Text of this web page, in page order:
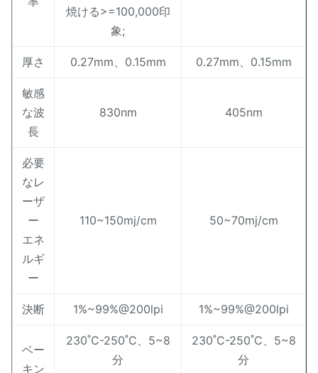
焼ける>=100,000印
象;
厚さ 0.27mm、0.15mm 0.27mm、0.15mm
敏感
な波
長
830nm 405nm
必要
なレ
ーザ
ー
エネ
ルギ
ー
110~150mj/cm 50~70mj/cm
決断 1%~99%@200lpi 1%~99%@200lpi
ベー
キン
230˚C-250˚C、5~8
分
230˚C-250˚C、5~8
分